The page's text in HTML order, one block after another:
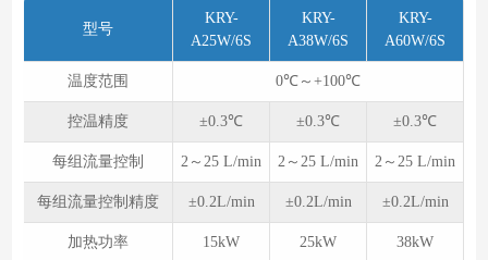
型号
KRY-
A25W/6S
KRY-
A38W/6S
KRY-
A60W/6S
温度范围 0℃～+100℃
控温精度 ±0.3℃ ±0.3℃ ±0.3℃
每组流量控制 2～25 L/min 2～25 L/min 2～25 L/min
每组流量控制精度 ±0.2L/min ±0.2L/min ±0.2L/min
加热功率 15kW 25kW 38kW